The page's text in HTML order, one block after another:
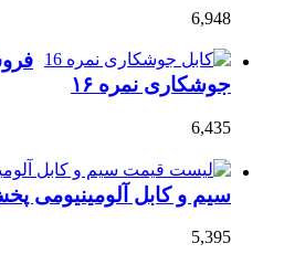
6,948
جوشکاری نمره ۱۶
6,435
سیم و کابل آلومینیومی
5,395